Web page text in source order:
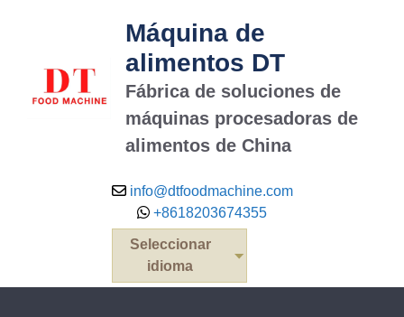
Máquina de
alimentos DT
Fábrica de soluciones de
máquinas procesadoras de
alimentos de China
info@dtfoodmachine.com
+8618203674355
Seleccionar
idioma